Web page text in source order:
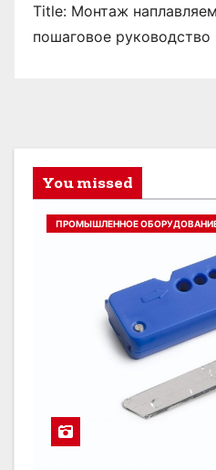
Title: Монтаж
пошаговое руководство
You missed
ПРОМЫШЛЕННОЕ